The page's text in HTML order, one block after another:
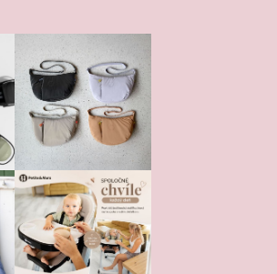
súhlasíte s
podmienkami ochrany